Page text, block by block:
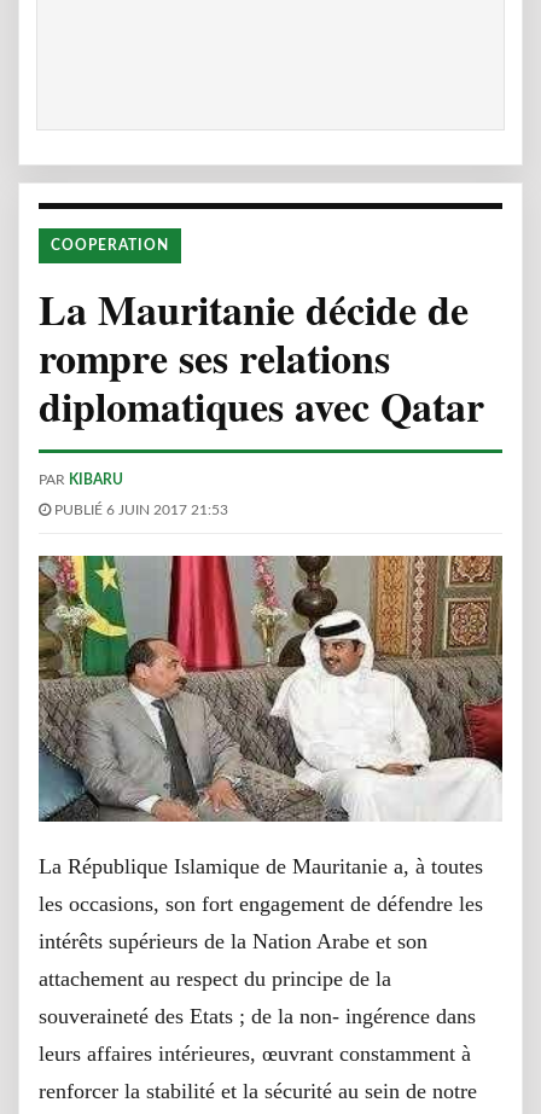
COOPERATION
La Mauritanie décide de
rompre ses relations
diplomatiques avec Qatar
PAR KIBARU
PUBLIÉ 6 JUIN 2017 21:53
La République Islamique de Mauritanie a, à toutes
les occasions, son fort engagement de défendre les
intérêts supérieurs de la Nation Arabe et son
attachement au respect du principe de la
souveraineté des Etats ; de la non- ingérence dans
leurs affaires intérieures, œuvrant constamment à
renforcer la stabilité et la sécurité au sein de notre